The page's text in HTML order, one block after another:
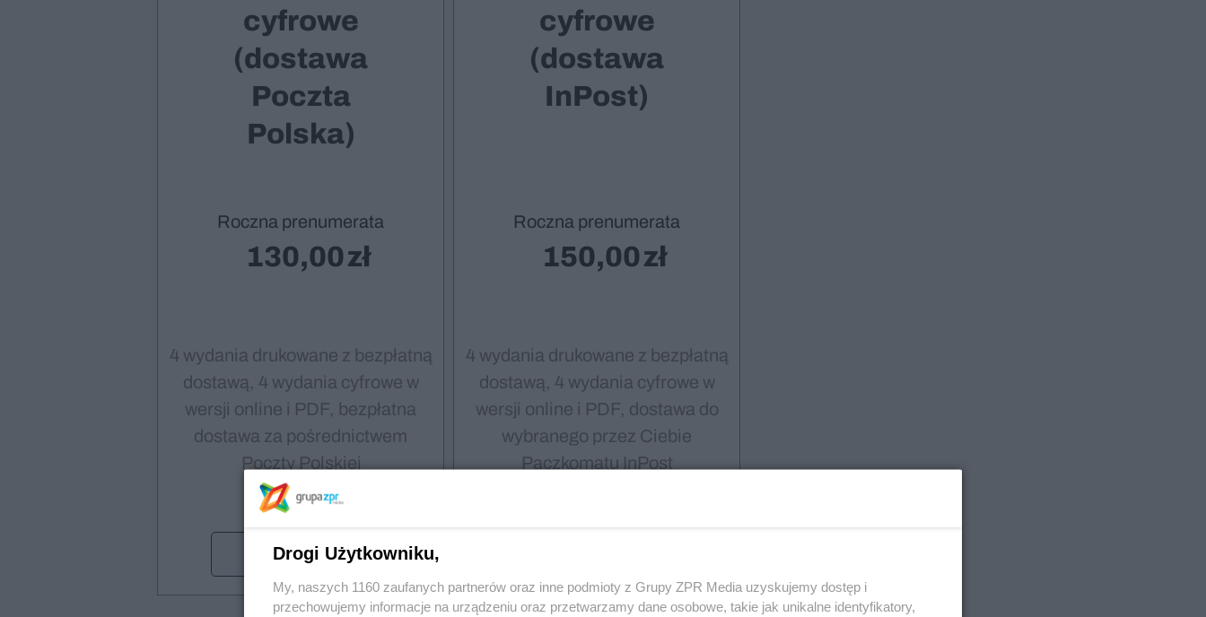
cyfrowe
(dostawa
Poczta
Polska)
Roczna prenumerata
130,00
4 wydania drukowane z bezpłatną
dostawą, 4 wydania cyfrowe w
wersji online i PDF, bezpłatna
dostawa za pośrednictwem
Poczty Polskiej
Wybieram
cyfrowe
(dostawa
InPost)
Roczna prenumerata
150,00
4 wydania drukowane z bezpłatną
dostawą, 4 wydania cyfrowe w
wersji online i PDF, dostawa do
wybranego przez Ciebie
Paczkomatu InPost
Drogi Użytkowniku,
My, naszych 1160 zaufanych partnerów oraz inne podmioty z Grupy ZPR Media uzyskujemy dostęp i
przechowujemy informacje na urządzeniu oraz przetwarzamy dane osobowe, takie jak unikalne identyfikatory,